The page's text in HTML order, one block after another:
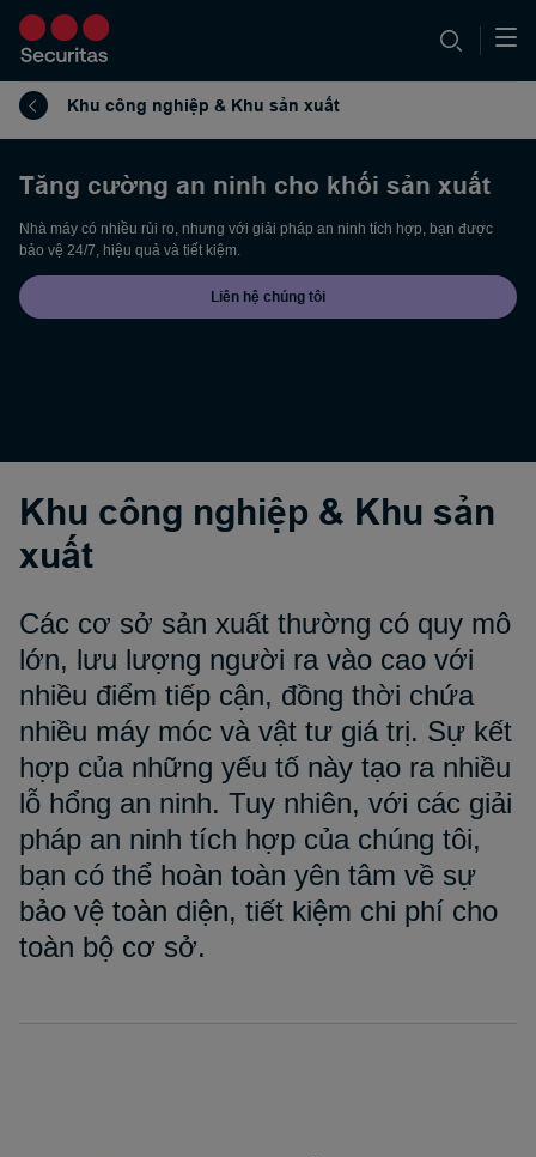
Khu công nghiệp & Khu sản xuất
Tăng cường an ninh cho khối sản xuất
Nhà máy có nhiều rủi ro, nhưng với giải pháp an ninh tích hợp, bạn được
bảo vệ 24/7, hiệu quả và tiết kiệm.
Liên hệ chúng tôi
Khu công nghiệp & Khu sản
xuất
Các cơ sở sản xuất thường có quy mô
lớn, lưu lượng người ra vào cao với
nhiều điểm tiếp cận, đồng thời chứa
nhiều máy móc và vật tư giá trị. Sự kết
hợp của những yếu tố này tạo ra nhiều
lỗ hổng an ninh. Tuy nhiên, với các giải
pháp an ninh tích hợp của chúng tôi,
bạn có thể hoàn toàn yên tâm về sự
bảo vệ toàn diện, tiết kiệm chi phí cho
toàn bộ cơ sở.